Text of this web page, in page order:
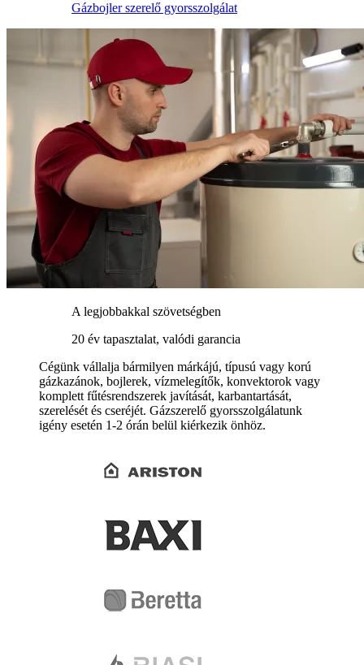
Gázbojler szerelő gyorsszolgálat
A legjobbakkal szövetségben
20 év tapasztalat, valódi garancia
Cégünk vállalja bármilyen márkájú, típusú vagy korú
gázkazánok, bojlerek, vízmelegítők, konvektorok vagy
komplett fűtésrendszerek javítását, karbantartását,
szerelését és cseréjét. Gázszerelő gyorsszolgálatunk
igény esetén 1-2 órán belül kiérkezik önhöz.